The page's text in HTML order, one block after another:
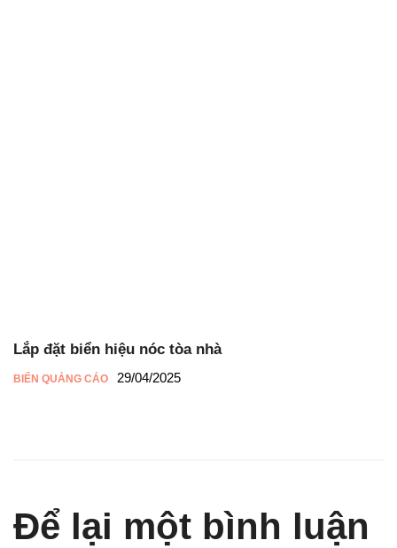
Lắp đặt biển hiệu nóc tòa nhà
BIỂN QUẢNG CÁO 29/04/2025
Để lại một bình luận